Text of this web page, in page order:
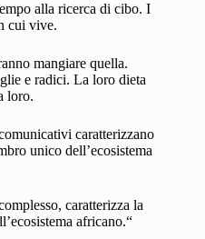
alla ricerca di cibo. I
cui vive.
mangiare quella.
e radici. La loro dieta
loro.
caratterizzano
unico dell’ecosistema
caratterizza la
africano.“